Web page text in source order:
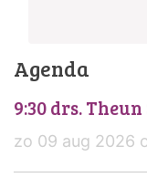
Agenda
9:30 drs.
zo 09 aug 2026